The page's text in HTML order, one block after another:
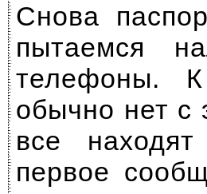
Снова
пытаемся
телефоны.
обычно нет с
все
первое